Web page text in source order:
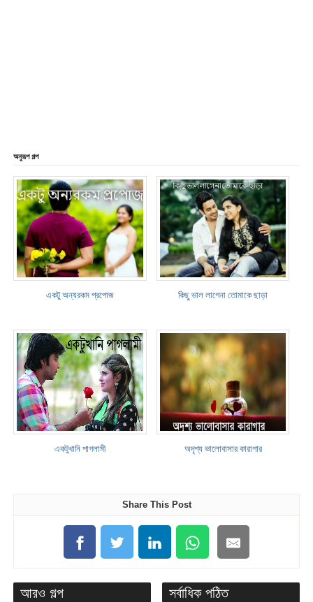
অনুরূপ গল্প
একটু অন্যরকম প্রপোজ কিছু ভাল লাগেনা তোমাকে ছাড়া
একটুখানি পাগলামী অদৃশ্য ভালোবাসার কারাগার
Share This Post
আরও গল্প সর্বাধিক পঠিত